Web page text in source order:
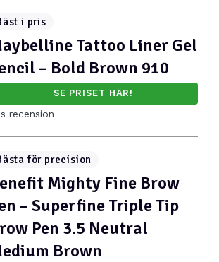
i pris
Tattoo Liner Gel
– Bold Brown 910
SE PRISET HÄR!
recension
för precision
Mighty Fine Brow
– Superfine Triple Tip
Pen 3.5 Neutral
Brown